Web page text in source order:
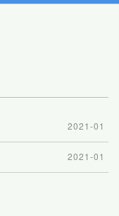
2021-01
2021-01